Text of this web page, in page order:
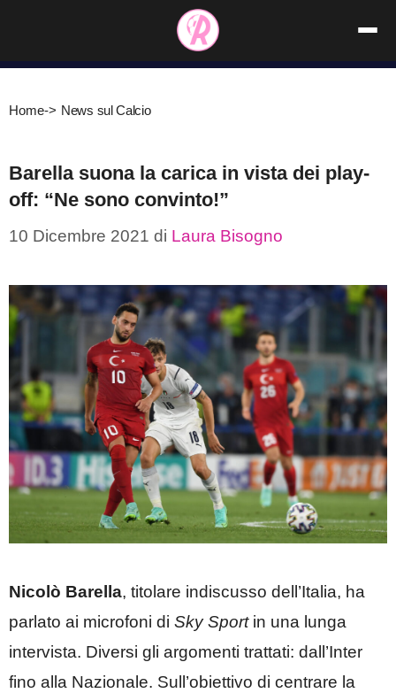
contenuto
Home-> News sul Calcio
Barella suona la carica in vista dei play-
off: “Ne sono convinto!”
10 Dicembre 2021 di Laura Bisogno
Nicolò Barella, titolare indiscusso dell’Italia, ha
parlato ai microfoni di Sky Sportin una lunga
intervista. Diversi gli argomenti trattati: dall’Inter
fino alla Nazionale. Sull’obiettivo di centrare la